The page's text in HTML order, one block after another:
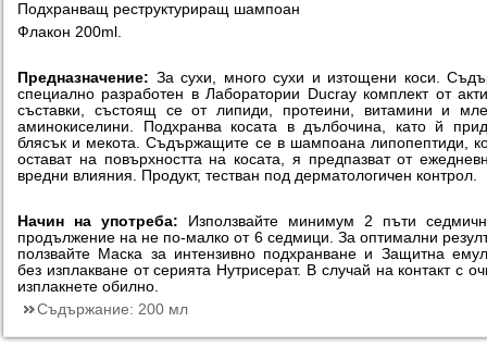
Подхранващ реструктуриращ шампоан
Флакон 200ml.
Предназначение: За сухи, много сухи и изтощени коси.
специално разработен в Лаборатории Ducray комплект от
съставки, състоящ се от липиди, протеини, витамини и
аминокиселини. Подхранва косата в дълбочина, като й
блясък и мекота. Съдържащите се в шампоана липопептиди,
остават на повърхността на косата, я предпазват от
вредни влияния. Продукт, тестван под дерматологичен контрол.
Начин на употреба: Използвайте минимум 2 пъти
продължение на не по-малко от 6 седмици. За оптимални
ползвайте Маска за интензивно подхранване и Защитна
без изплакване от серията Нутрисерат. В случай на контакт с
изплакнете обилно.
Съдържание: 200 мл